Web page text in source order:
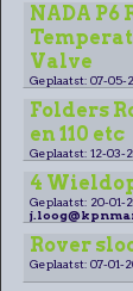
NADA P6
Valve
Geplaatst: 07-05-
Folders
en 110 etc
Geplaatst: 12-03-
4
Geplaatst: 20-01-
Rover
Geplaatst: 07-01-